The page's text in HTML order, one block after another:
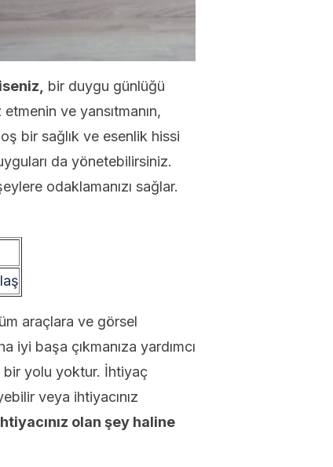
bir duygu günlüğü
ve yansıtmanın,
bir sağlık ve esenlik hissi
da yönetebilirsiniz.
odaklamanızı sağlar.
araçlara ve görsel
iyi başa çıkmanıza yardımcı
bir yolu yoktur. İhtiyaç
veya ihtiyacınız
olan şey haline